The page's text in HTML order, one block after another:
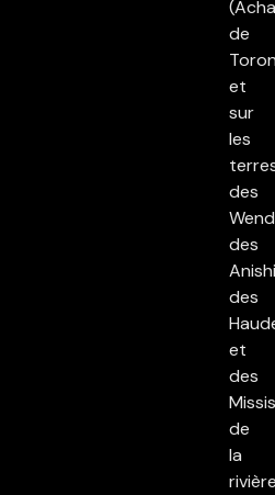
de
et
sur
les
des
des
des
et
des
de
la